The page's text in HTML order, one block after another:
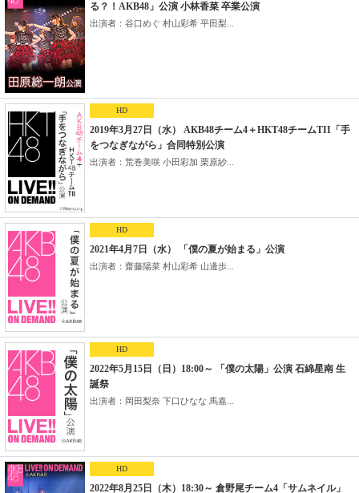
る？！AKB48」公演 小林香菜 卒業公演
出演者：谷口めぐ 村山彩希 平田梨...
HD
2019年3月27日（水） AKB48チーム4＋HKT48チームTII「手
をつなぎながら」合同特別公演
出演者：荒巻美咲 小田彩加 栗原紗...
HD
2021年4月7日（水） 「僕の夏が始まる」公演
出演者：齋藤陽菜 村山彩希 山邊歩...
HD
2022年5月15日（日）18:00～ 「僕の太陽」公演 石綿星南 生
誕祭
出演者：岡田梨奈 下口ひなな 馬嘉...
HD
2022年8月25日（木）18:30～ 倉野尾チーム4「サムネイル」